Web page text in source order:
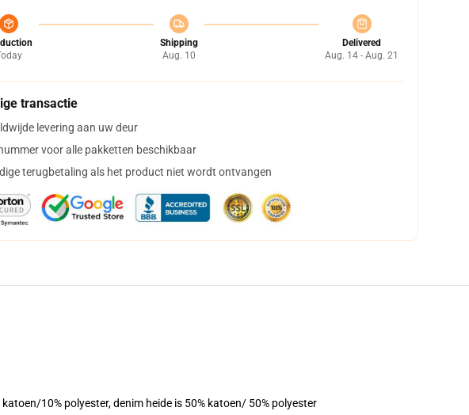
Shipping
Aug. 10
Delivered
Aug. 14 - Aug. 21
transactie
levering aan uw deur
voor alle pakketten beschikbaar
terugbetaling als het product niet wordt ontvangen
10% polyester, denim heide is 50% katoen/ 50% polyester